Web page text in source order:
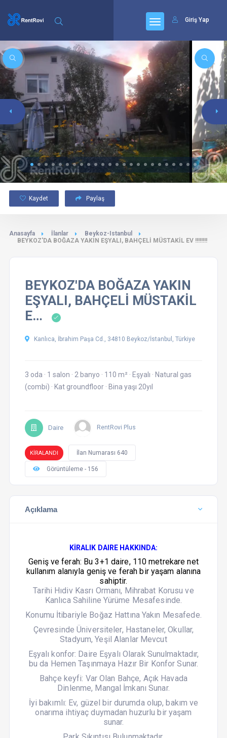
Giriş Yap
Kaydet Paylaş
Anasayfa İlanlar
Beykoz-Istanbul
BEYKOZ'DA BOĞAZA YAKIN EŞYALI, BAHÇELİ MÜSTAKİL EV !!!!!!!!
BEYKOZ'DA BOĞAZA YAKIN
EŞYALI, BAHÇELİ MÜSTAKİL
E…
Kanlıca, İbrahim Paşa Cd., 34810 Beykoz/İstanbul, Türkiye
3 oda · 1 salon · 2 banyo · 110 m² · Eşyalı · Natural gas
(combi) · Kat groundfloor · Bina yaşı 20yıl
Daire RentRovi Plus
KİRALANDI İlan Numarası 640
Görüntüleme - 156
Açıklama
KİRALIK DAIRE HAKKINDA:
Geniş ve ferah: Bu 3+1 daire, 110 metrekare net
kullanım alanıyla geniş ve ferah bir yaşam alanına
sahiptir.
Tarihi Hıdiv Kasrı Ormanı, Mihrabat Korusu ve
Kanlıca Sahiline Yürüme Mesafesinde.
Konumu İtibariyle Boğaz Hattına Yakın Mesafede.
Çevresinde Üniversiteler, Hastaneler, Okullar,
Stadyum, Yeşil Alanlar Mevcut
Eşyalı konfor: Daire Eşyalı Olarak Sunulmaktadır,
bu da Hemen Taşınmaya Hazır Bir Konfor Sunar.
Bahçe keyfi: Var Olan Bahçe, Açık Havada
Dinlenme, Mangal İmkanı Sunar.
İyi bakımlı: Ev, güzel bir durumda olup, bakım ve
onarıma ihtiyaç duymadan huzurlu bir yaşam
sunar.